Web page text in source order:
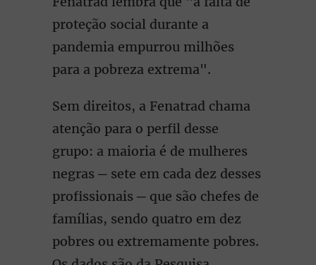
proteção social durante a
pandemia empurrou milhões
para a pobreza extrema".
Sem direitos, a Fenatrad chama
atenção para o perfil desse
grupo: a maioria é de mulheres
negras ─ sete em cada dez desses
profissionais ─ que são chefes de
famílias, sendo quatro em dez
pobres ou extremamente pobres.